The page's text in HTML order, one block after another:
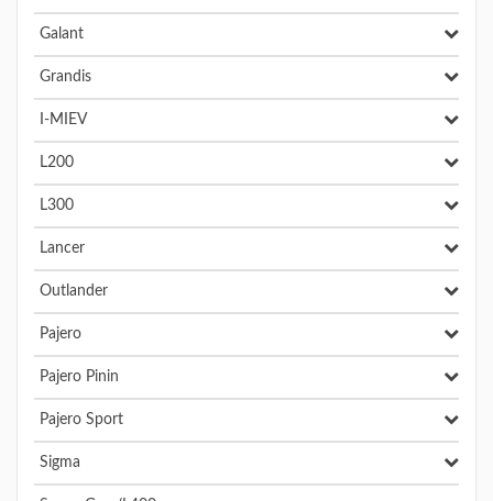
Galant
Grandis
I-MIEV
L200
L300
Lancer
Outlander
Pajero
Pajero Pinin
Pajero Sport
Sigma